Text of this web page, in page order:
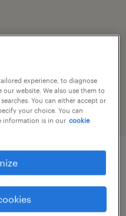
& technician
experience, to diagnose
website. We also use them to
You can either accept or
your choice. You can
information is in our cookie